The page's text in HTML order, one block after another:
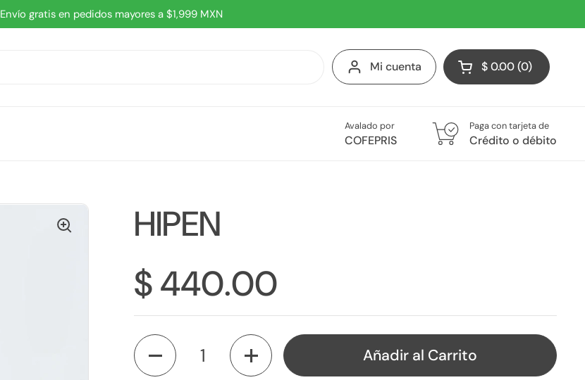
Envío gratis en pedidos mayores a $1,999 MXN
Mi cuenta Abrir carrito
$ 0.00 0
Avalado por
COFEPRIS
Paga con tarjeta de
Crédito o débito
HIPEN
$ 440.00
Cantidad
Añadir al Carrito